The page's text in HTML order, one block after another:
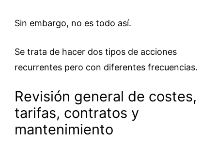
Sin embargo, no es todo así.
Se trata de hacer dos tipos de acciones
recurrentes pero con diferentes frecuencias.
Revisión general de costes,
tarifas, contratos y
mantenimiento